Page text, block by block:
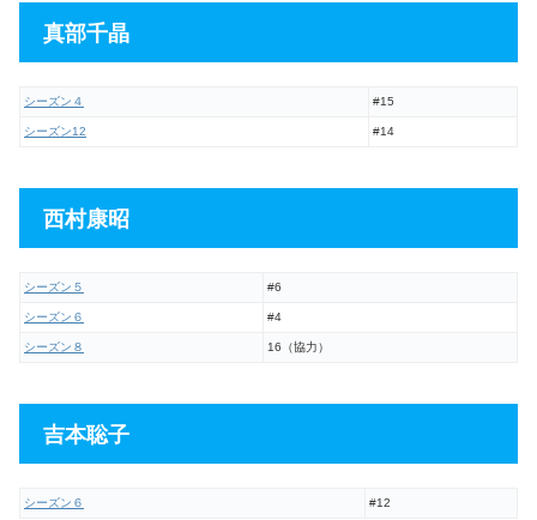
真部千晶
シーズン４ #15
シーズン12 #14
西村康昭
シーズン５ #6
シーズン６ #4
シーズン８ 16（協力）
吉本聡子
シーズン６ #12